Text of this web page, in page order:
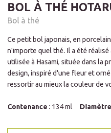
BOL À THÉ
Bol à thé
Ce petit bol japonais, en
n'importe quel thé. Il a été
utilisée à Hasami, située dans la
design, inspiré d'une fleur et
ressortir au mieux la couleur de
Contenance : 134 ml Diamètre